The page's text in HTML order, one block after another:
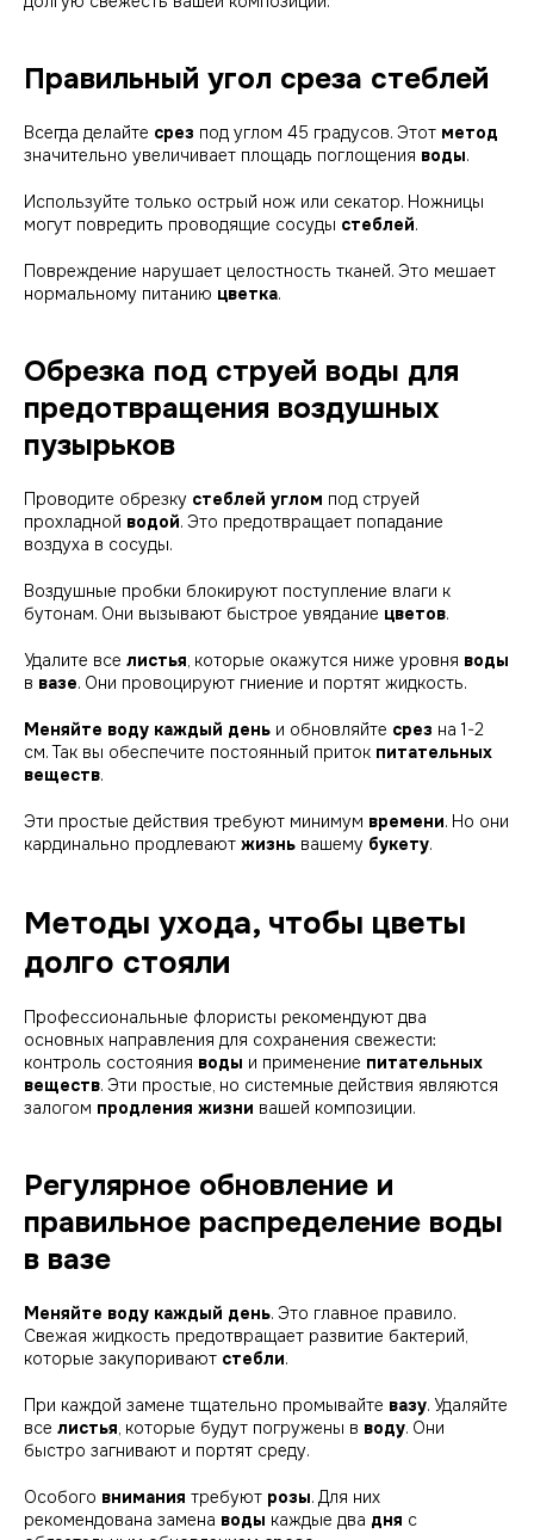
Правильный угол среза стеблей
Всегда делайте срез под углом 45 градусов. Этот метод
значительно увеличивает площадь поглощения воды.
Используйте только острый нож или секатор. Ножницы
могут повредить проводящие сосуды стеблей.
Повреждение нарушает целостность тканей. Это мешает
нормальному питанию цветка.
Обрезка под струей воды для
предотвращения воздушных
пузырьков
Проводите обрезку стеблей углом под струей
прохладной водой. Это предотвращает попадание
воздуха в сосуды.
Воздушные пробки блокируют поступление влаги к
бутонам. Они вызывают быстрое увядание цветов.
Удалите все листья, которые окажутся ниже уровня воды
в вазе. Они провоцируют гниение и портят жидкость.
Меняйте воду каждый день и обновляйте срез на 1-2
см. Так вы обеспечите постоянный приток питательных
веществ.
Эти простые действия требуют минимум времени. Но они
кардинально продлевают жизнь вашему букету.
Методы ухода, чтобы цветы
долго стояли
Профессиональные флористы рекомендуют два
основных направления для сохранения свежести:
контроль состояния воды и применение питательных
веществ. Эти простые, но системные действия являются
залогом продления жизни вашей композиции.
Регулярное обновление и
правильное распределение воды
в вазе
Меняйте воду каждый день. Это главное правило.
Свежая жидкость предотвращает развитие бактерий,
которые закупоривают стебли.
При каждой замене тщательно промывайте вазу. Удаляйте
все листья, которые будут погружены в воду. Они
быстро загнивают и портят среду.
Особого внимания требуют розы. Для них
рекомендована замена воды каждые два дня с